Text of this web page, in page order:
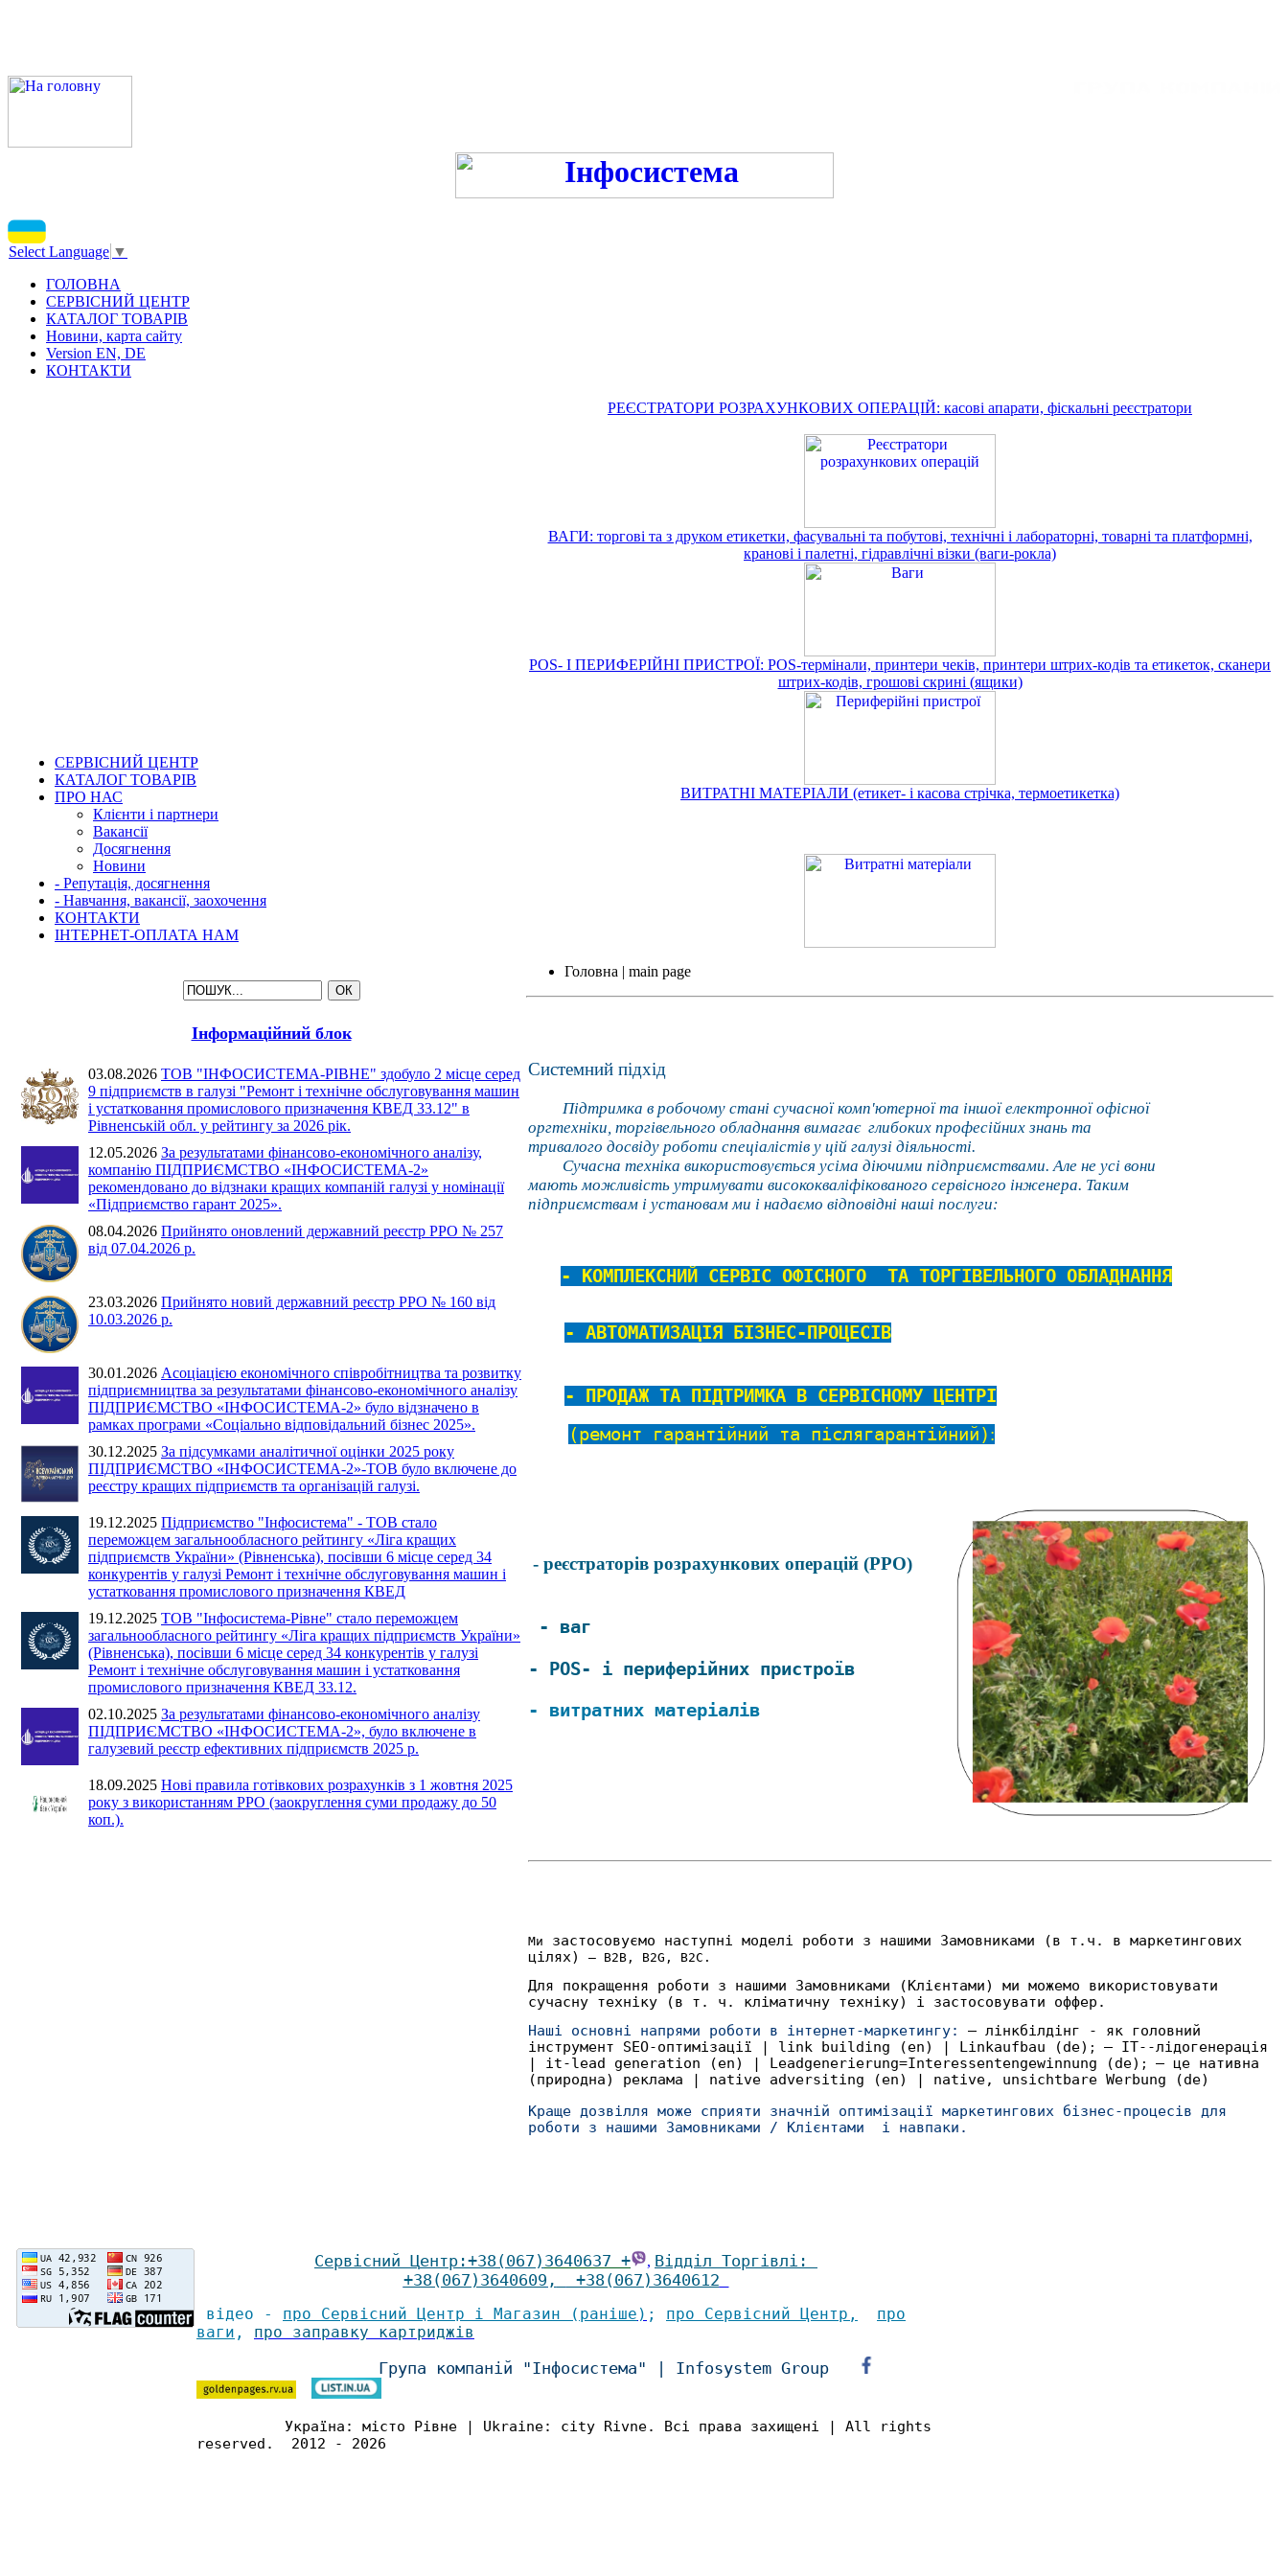
Select Language ▼
ГОЛОВНА
СЕРВІСНИЙ ЦЕНТР
КАТАЛОГ ТОВАРІВ
Новини, карта сайту
Version EN, DE
КОНТАКТИ
СЕРВІСНИЙ ЦЕНТР
КАТАЛОГ ТОВАРІВ
ПРО НАС
Клієнти і партнери
Вакансії
Досягнення
Новини
- Репутація, досягнення
- Навчання, вакансії, заохочення
КОНТАКТИ
ІНТЕРНЕТ-ОПЛАТА НАМ
Інформаційний блок
03.08.2026 ТОВ "ІНФОСИСТЕМА-РІВНЕ" здобуло 2 місце серед
9 підприємств в галузі "Ремонт і технічне обслуговування машин
і устатковання промислового призначення КВЕД 33.12" в
Рівненській обл. у рейтингу за 2026 рік.
12.05.2026 За результатами фінансово-економічного аналізу,
компанію ПІДПРИЄМСТВО «ІНФОСИСТЕМА-2»
рекомендовано до відзнаки кращих компаній галузі у номінації
«Підприємство гарант 2025».
08.04.2026 Прийнято оновлений державний реєстр РРО № 257
від 07.04.2026 р.
23.03.2026 Прийнято новий державний реєстр РРО № 160 від
10.03.2026 р.
30.01.2026 Асоціацією економічного співробітництва та розвитку
підприємництва за результатами фінансово-економічного аналізу
ПІДПРИЄМСТВО «ІНФОСИСТЕМА-2» було відзначено в
рамках програми «Соціально відповідальний бізнес 2025».
30.12.2025 За підсумками аналітичної оцінки 2025 року
ПІДПРИЄМСТВО «ІНФОСИСТЕМА-2»-ТОВ було включене до
реєстру кращих підприємств та організацій галузі.
19.12.2025 Підприємство "Інфосистема" - ТОВ стало
переможцем загальнообласного рейтингу «Ліга кращих
підприємств України» (Рівненська), посівши 6 місце серед 34
конкурентів у галузі Ремонт і технічне обслуговування машин і
устатковання промислового призначення КВЕД
19.12.2025 ТОВ "Інфосистема-Рівне" стало переможцем
загальнообласного рейтингу «Ліга кращих підприємств України»
(Рівненська), посівши 6 місце серед 34 конкурентів у галузі
Ремонт і технічне обслуговування машин і устатковання
промислового призначення КВЕД 33.12.
02.10.2025 За результатами фінансово-економічного аналізу
ПІДПРИЄМСТВО «ІНФОСИСТЕМА-2», було включене в
галузевий реєстр ефективних підприємств 2025 р.
18.09.2025 Нові правила готівкових розрахунків з 1 жовтня 2025
року з використанням РРО (заокруглення суми продажу до 50
коп.).
РЕЄСТРАТОРИ РОЗРАХУНКОВИХ ОПЕРАЦІЙ: касові апарати, фіскальні реєстратори
ВАГИ: торгові та з друком етикетки, фасувальні та побутові, технічні і лабораторні, товарні та платформні,
кранові і палетні, гідравлічні візки (ваги-рокла)
POS- І ПЕРИФЕРІЙНІ ПРИСТРОЇ: POS-термінали, принтери чеків, принтери штрих-кодів та етикеток, сканери
штрих-кодів, грошові скрині (ящики)
ВИТРАТНІ МАТЕРІАЛИ (етикет- і касова стрічка, термоетикетка)
Головна | main page
Системний підхід
Підтримка в робочому стані сучасної комп'ютерної та іншої електронної офісної
оргтехніки, торгівельного обладнання вимагає глибоких професійних знань та
тривалого досвіду роботи спеціалістів у цій галузі діяльності.
Сучасна техніка використовується усіма діючими підприємствами. Але не усі вони
мають можливість утримувати висококваліфікованого сервісного інженера. Таким
підприємствам і установам ми і надаємо відповідні наші послуги:
- КОМПЛЕКСНИЙ СЕРВІС ОФІСНОГО ТА ТОРГІВЕЛЬНОГО ОБЛАДНАННЯ
- АВТОМАТИЗАЦІЯ БІЗНЕС-ПРОЦЕСІВ
- ПРОДАЖ ТА ПІДТРИМКА В СЕРВІСНОМУ ЦЕНТРІ
(ремонт гарантійний та післягарантійний):
- реєстраторів розрахункових операцій (РРО)
- ваг
- POS- і периферійних пристроїв
- витратних матеріалів
Ми застосовуємо наступні моделі роботи з нашими Замовниками
(в т.ч. в маркетингових
цілях) — B2B, B2G, B2C.
Для покращення роботи з нашими Замовниками (Клієнтами) ми можемо використовувати
сучасну техніку (в т. ч. кліматичну техніку) і застосовувати оффер.
Наші основні напрями роботи в інтернет-маркетингу: — лінкбілдінг - як головний
інструмент SEO-оптимізації | link building (en) | Linkaufbau (de) ; — ІТ--лідогенерація
| it-lead generation (en) | Leadgenerierung=Interessentengewinnung (de) ; — це нативна
(природна) реклама | native adversiting (en) | native, unsichtbare Werbung (de)
Краще дозвілля може сприяти значній оптимізації маркетингових бізнес-процесів для
роботи з нашими Замовниками / Клієнтами і навпаки.
Сервісний Центр :+38(067) 3640637 + , Відділ Торгівлі :
+38(067)3640609 , +38(067)3640612
відео - про Сервісний Центр і Магазин (раніше ) ; про Сервісний Центр , про
ваги , про заправку картриджів
Група компаній "Інфосистема" | Infosystem Group
Україна: місто Рівне | Ukraine: city Rivne. Всі права захищені | All rights
reserved. 2012 - 2026